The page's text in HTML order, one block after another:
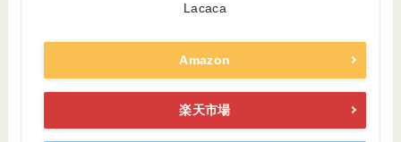
Lacaca
Amazon
楽天市場